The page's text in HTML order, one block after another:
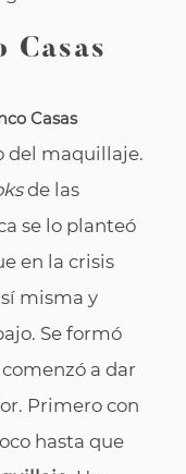
Casas
Casas
del maquillaje.
de las
se lo planteó
en la crisis
misma y
Se formó
a dar
Primero con
hasta que